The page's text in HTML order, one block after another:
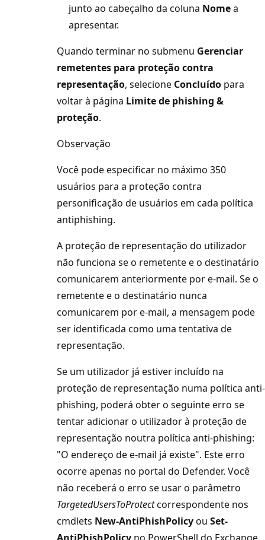
junto ao cabeçalho da coluna Nomea
apresentar.
Quando terminar no submenu Gerenciar
remetentes para proteção contra
representação, selecione Concluído para
voltar à página Limite de phishing &
proteção.
Observação
Você pode especificar no máximo 350
usuários para a proteção contra
personificação de usuários em cada política
antiphishing.
A proteção de representação do utilizador
não funciona se o remetente e o destinatário
comunicarem anteriormente por e-mail. Se o
remetente e o destinatário nunca
comunicarem por e-mail, a mensagem pode
ser identificada como uma tentativa de
representação.
Se um utilizador já estiver incluído na
proteção de representação numa política anti-
phishing, poderá obter o seguinte erro se
tentar adicionar o utilizador à proteção de
representação noutra política anti-phishing:
"O endereço de e-mail já existe". Este erro
ocorre apenas no portal do Defender. Você
não receberá o erro se usar o parâmetro
TargetedUsersToProtectcorrespondente nos
cmdlets New-AntiPhishPolicyou Set-
AntiPhishPolicy no PowerShell do Exchange